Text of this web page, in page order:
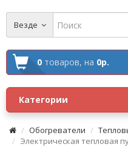
Везде
0 товаров, на 0р.
Категории
Обогреватели
Электрическая тепловая